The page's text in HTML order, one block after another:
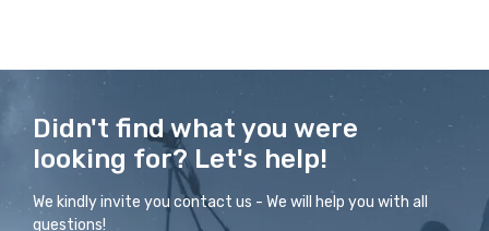
Didn't find what you were
looking for? Let's help!
We kindly invite you contact us - We will help you with all
questions!